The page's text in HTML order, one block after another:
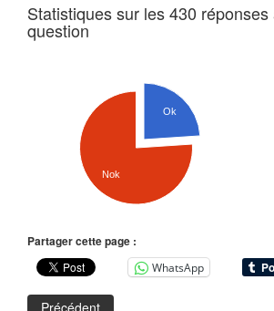
Statistiques sur les 430 réponses
question
Ok
Nok
Partager cette page :
WhatsApp